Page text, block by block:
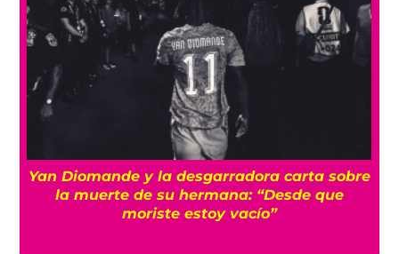
Yan Diomande y la desgarradora carta sobre
la muerte de su hermana: “Desde que
moriste estoy vacío”